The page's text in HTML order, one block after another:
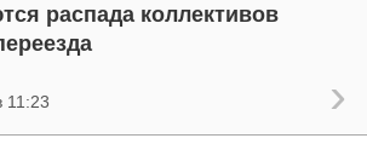
распада коллективов
11:23